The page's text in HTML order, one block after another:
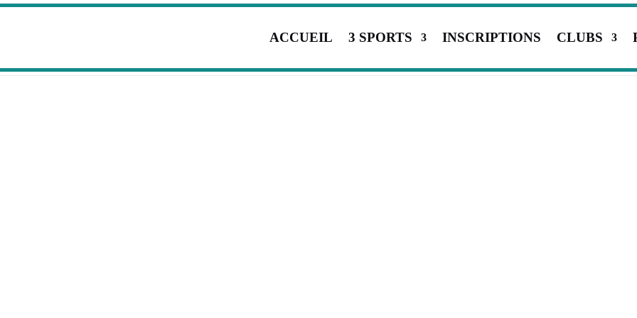
ACCUEIL 3 SPORTS INSCRIPTIONS CLUBS